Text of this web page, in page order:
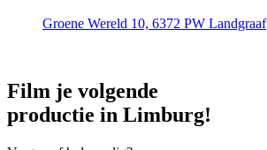
Groene Wereld 10, 6372 PW Landgraaf
Film je volgende
productie in Limburg!